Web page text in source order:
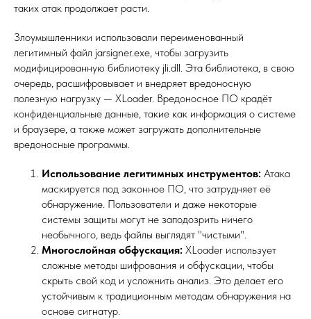
таких атак продолжает расти.
Злоумышленники использовали переименованный
легитимный файл jarsigner.exe, чтобы загрузить
модифицированную библиотеку jli.dll. Эта библиотека, в свою
очередь, расшифровывает и внедряет вредоносную
полезную нагрузку — XLoader. Вредоносное ПО крадёт
конфиденциальные данные, такие как информация о системе
и браузере, а также может загружать дополнительные
вредоносные программы.
Использование легитимных инструментов: Атака
маскируется под законное ПО, что затрудняет её
обнаружение. Пользователи и даже некоторые
системы защиты могут не заподозрить ничего
необычного, ведь файлы выглядят "чистыми".
Многослойная обфускация: XLoader использует
сложные методы шифрования и обфускации, чтобы
скрыть свой код и усложнить анализ. Это делает его
устойчивым к традиционным методам обнаружения на
основе сигнатур.